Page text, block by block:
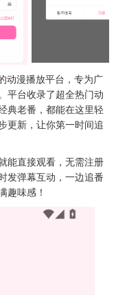
动漫播放平台，专为广
平台收录了超全热门动
典老番，都能在这里轻
更新，让你第一时间追
能直接观看，无需注册
发弹幕互动，一边追番
趣味感！​